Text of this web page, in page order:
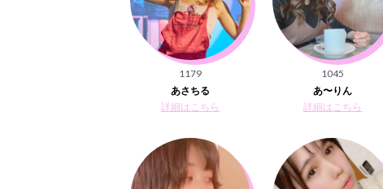
1179
あさちる
詳細はこちら
1045
あ〜りん
詳細はこちら